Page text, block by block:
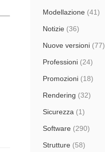
Modellazione (41)
Notizie (36)
Nuove versioni (77)
Professioni (24)
Promozioni (18)
Rendering (32)
Sicurezza (1)
Software (290)
Strutture (58)